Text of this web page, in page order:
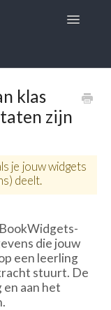
Toggle
klas
zijn
je jouw widgets
deelt.
die jouw
een leerling
stuurt. De
en aan het